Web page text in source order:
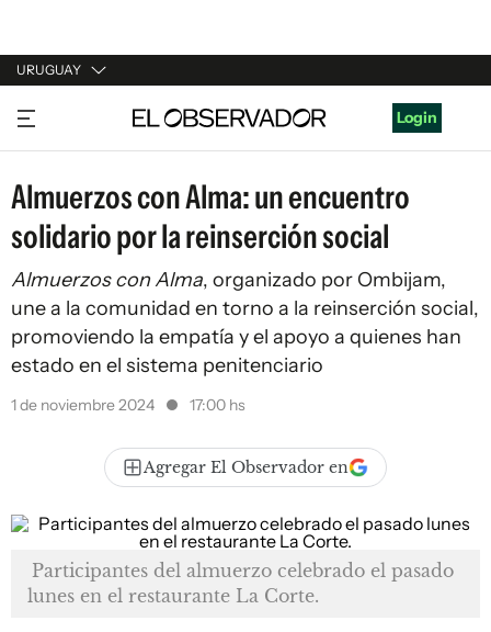
URUGUAY
URUGUAY
ARGENTINA
ESPAÑA
ESTADOS UNIDOS
Login
Almuerzos con Alma: un encuentro
solidario por la reinserción social
Almuerzos con Alma, organizado por Ombijam,
une a la comunidad en torno a la reinserción social,
promoviendo la empatía y el apoyo a quienes han
estado en el sistema penitenciario
1 de noviembre 2024 17:00 hs
Agregar El Observador en
Participantes del almuerzo celebrado el pasado
lunes en el restaurante La Corte.